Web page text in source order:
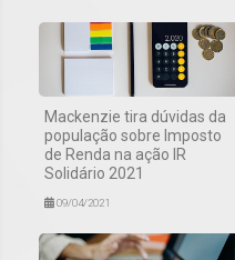
Mackenzie tira dúvidas da
população sobre Imposto
de Renda na ação IR
Solidário 2021
09/04/2021